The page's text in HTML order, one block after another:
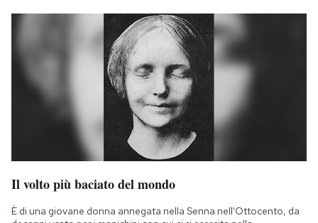
Il volto più baciato del mondo
È di una giovane donna annegata nella Senna nell'Ottocento, da